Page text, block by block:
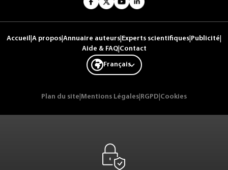
Accueil A propos Annuaire auteurs Experts scientifiques Publicité
Aide & FAQ| Contact
Français
Plan du site Mentions Légales RGPD Cookies